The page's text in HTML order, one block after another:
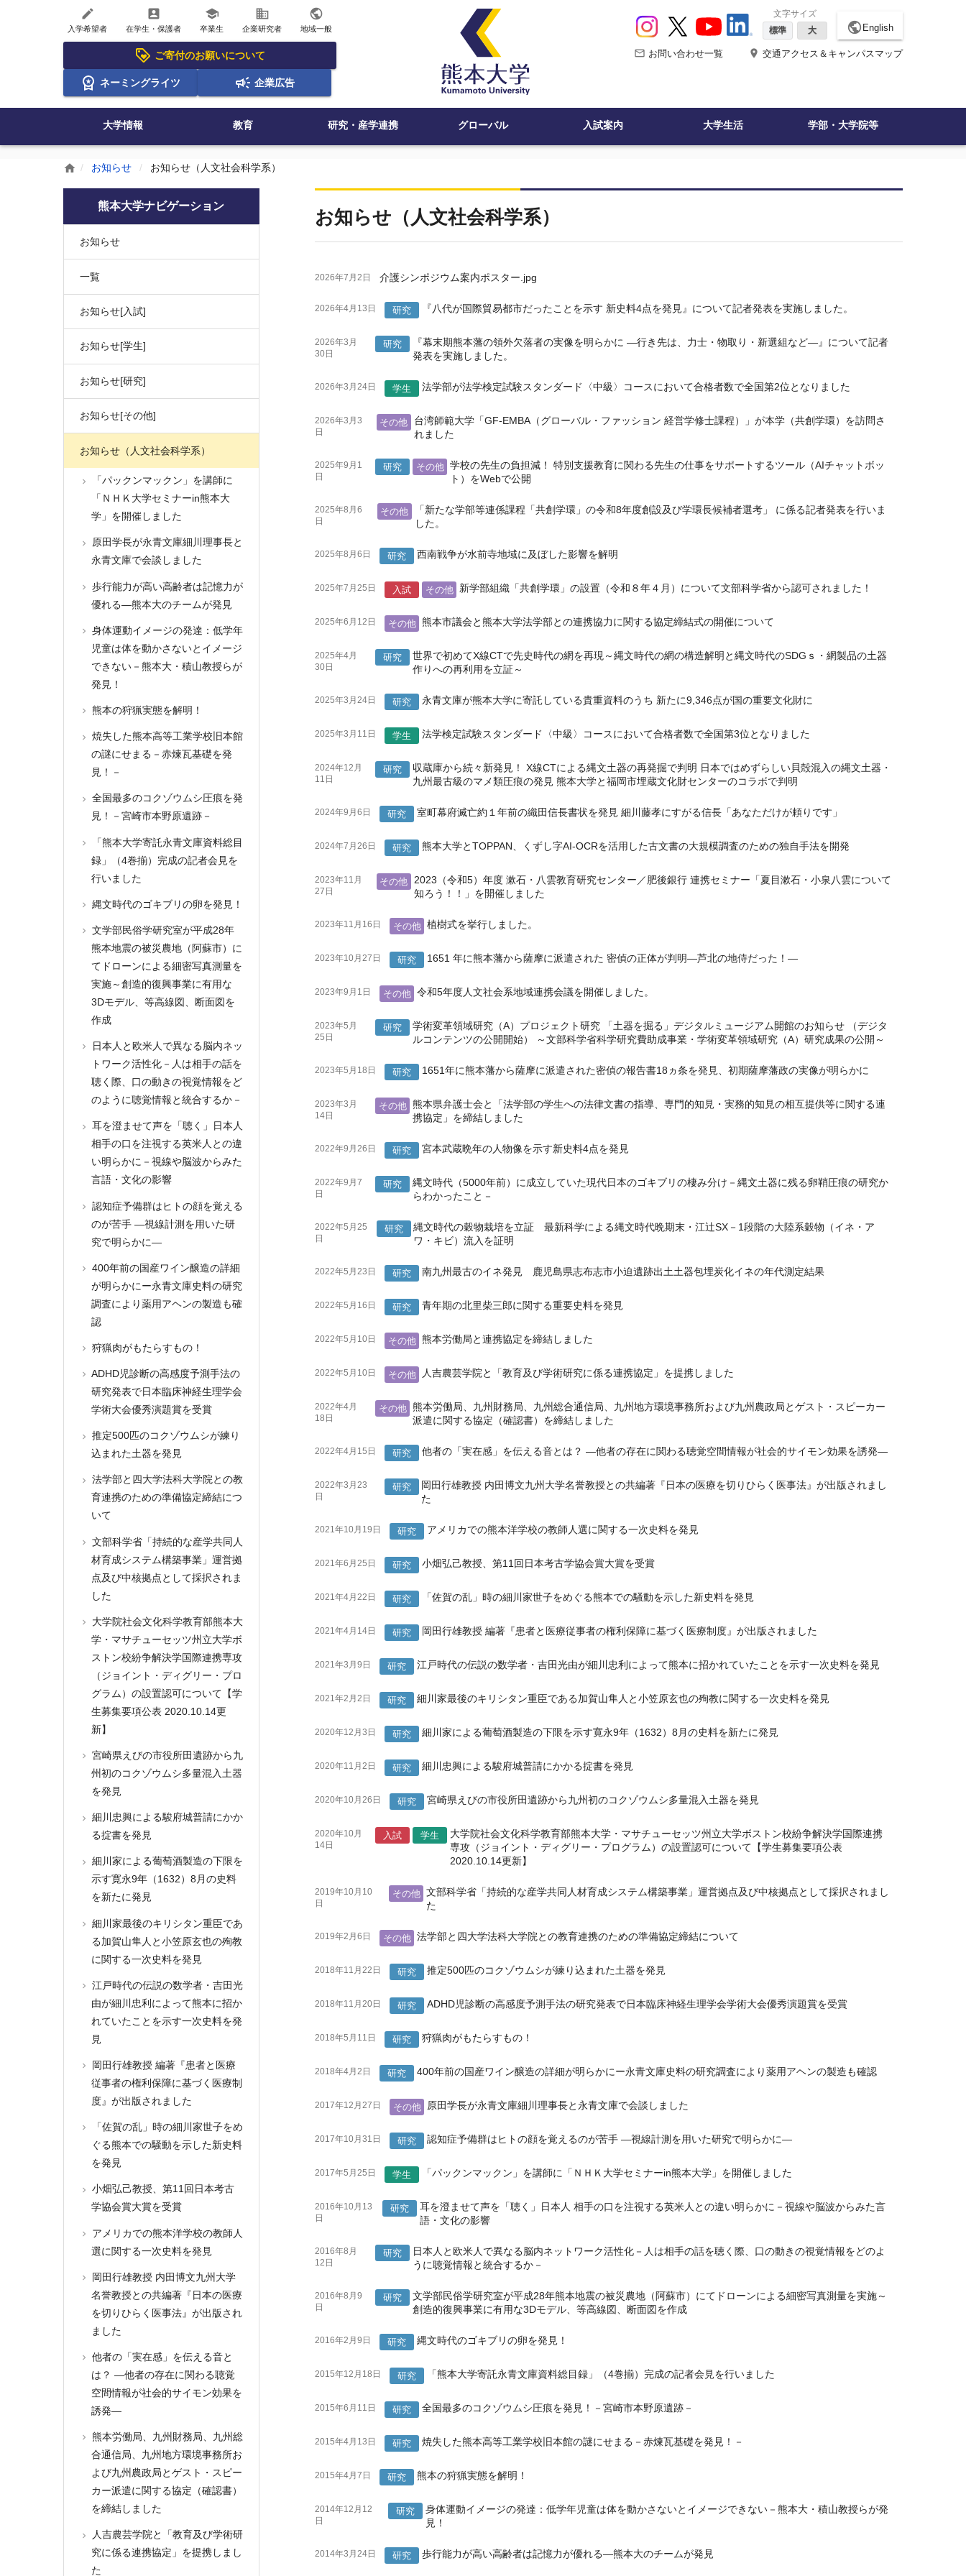
create
入学希望者
account_box
在学生・保護者
school
卒業生
business
企業研究者
public
地域一般
ご寄付のお願いについて
ネーミングライツ 企業広告
文字サイズ
標準
大 public English
mail_outline お問い合わせ一覧 place 交通アクセス＆キャンパスマップ
大学情報 教育 研究・産学連携 グローバル 入試案内 大学生活 学部・大学院等
home お知らせ お知らせ（人文社会科学系）
お知らせ（人文社会科学系）
2026年7月2日 介護シンポジウム案内ポスター.jpg
2026年4月13日 研究 『八代が国際貿易都市だったことを示す 新史料4点を発見』について記者発表を実施しました。
2026年3月
30日
研究
『幕末期熊本藩の領外欠落者の実像を明らかに ―行き先は、力士・物取り・新選組など―』について記者
発表を実施しました。
2026年3月24日 学生 法学部が法学検定試験スタンダード〈中級〉コースにおいて合格者数で全国第2位となりました
2026年3月3
日
その他
台湾師範大学「GF-EMBA（グローバル・ファッション 経営学修士課程）」が本学（共創学環）を訪問さ
れました
2025年9月1
日
研究 その他 学校の先生の負担減！ 特別支援教育に関わる先生の仕事をサポートするツール（AIチャットボッ
ト）をWebで公開
2025年8月6
日
その他
「新たな学部等連係課程「共創学環」の令和8年度創設及び学環長候補者選考」 に係る記者発表を行いま
した。
2025年8月6日 研究 西南戦争が水前寺地域に及ぼした影響を解明
2025年7月25日 入試 その他 新学部組織「共創学環」の設置（令和８年４月）について文部科学省から認可されました！
2025年6月12日 その他 熊本市議会と熊本大学法学部との連携協力に関する協定締結式の開催について
2025年4月
30日
研究
世界で初めてX線CTで先史時代の網を再現～縄文時代の網の構造解明と縄文時代のSDGｓ・網製品の土器
作りへの再利用を立証～
2025年3月24日 研究 永青文庫が熊本大学に寄託している貴重資料のうち 新たに9,346点が国の重要文化財に
2025年3月11日 学生 法学検定試験スタンダード〈中級〉コースにおいて合格者数で全国第3位となりました
2024年12月
11日
研究
収蔵庫から続々新発見！ X線CTによる縄文土器の再発掘で判明 日本ではめずらしい貝殻混入の縄文土器・
九州最古級のマメ類圧痕の発見 熊本大学と福岡市埋蔵文化財センターのコラボで判明
2024年9月6日 研究 室町幕府滅亡約１年前の織田信長書状を発見 細川藤孝にすがる信長「あなただけが頼りです」
2024年7月26日 研究 熊本大学とTOPPAN、くずし字AI-OCRを活用した古文書の大規模調査のための独自手法を開発
2023年11月
27日
その他
2023（令和5）年度 漱石・八雲教育研究センター／肥後銀行 連携セミナー「夏目漱石・小泉八雲について
知ろう！！」を開催しました
2023年11月16日 その他 植樹式を挙行しました。
2023年10月27日 研究 1651 年に熊本藩から薩摩に派遣された 密偵の正体が判明―芦北の地侍だった！―
2023年9月1日 その他 令和5年度人文社会系地域連携会議を開催しました。
2023年5月
25日
研究
学術変革領域研究（A）プロジェクト研究 「土器を掘る」デジタルミュージアム開館のお知らせ （デジタ
ルコンテンツの公開開始） ～文部科学省科学研究費助成事業・学術変革領域研究（A）研究成果の公開～
2023年5月18日 研究 1651年に熊本藩から薩摩に派遣された密偵の報告書18ヵ条を発見、初期薩摩藩政の実像が明らかに
2023年3月
14日
その他 熊本県弁護士会と「法学部の学生への法律文書の指導、専門的知見・実務的知見の相互提供等に関する連
携協定」を締結しました
2022年9月26日 研究 宮本武蔵晩年の人物像を示す新史料4点を発見
2022年9月7
日
研究
縄文時代（5000年前）に成立していた現代日本のゴキブリの棲み分け－縄文土器に残る卵鞘圧痕の研究か
らわかったこと－
2022年5月25
日
研究
縄文時代の穀物栽培を立証 最新科学による縄文時代晩期末・江辻SX－1段階の大陸系穀物（イネ・ア
ワ・キビ）流入を証明
2022年5月23日 研究 南九州最古のイネ発見 鹿児島県志布志市小迫遺跡出土土器包埋炭化イネの年代測定結果
2022年5月16日 研究 青年期の北里柴三郎に関する重要史料を発見
2022年5月10日 その他 熊本労働局と連携協定を締結しました
2022年5月10日 その他 人吉農芸学院と「教育及び学術研究に係る連携協定」を提携しました
2022年4月
18日
その他 熊本労働局、九州財務局、九州総合通信局、九州地方環境事務所および九州農政局とゲスト・スピーカー
派遣に関する協定（確認書）を締結しました
2022年4月15日 研究 他者の「実在感」を伝える音とは？ ―他者の存在に関わる聴覚空間情報が社会的サイモン効果を誘発―
2022年3月23
日
研究
岡田行雄教授 内田博文九州大学名誉教授との共編著『日本の医療を切りひらく医事法』が出版されまし
た
2021年10月19日 研究 アメリカでの熊本洋学校の教師人選に関する一次史料を発見
2021年6月25日 研究 小畑弘己教授、第11回日本考古学協会賞大賞を受賞
2021年4月22日 研究 「佐賀の乱」時の細川家世子をめぐる熊本での騒動を示した新史料を発見
2021年4月14日 研究 岡田行雄教授 編著『患者と医療従事者の権利保障に基づく医療制度』が出版されました
2021年3月9日 研究 江戸時代の伝説の数学者・吉田光由が細川忠利によって熊本に招かれていたことを示す一次史料を発見
2021年2月2日 研究 細川家最後のキリシタン重臣である加賀山隼人と小笠原玄也の殉教に関する一次史料を発見
2020年12月3日 研究 細川家による葡萄酒製造の下限を示す寛永9年（1632）8月の史料を新たに発見
2020年11月2日 研究 細川忠興による駿府城普請にかかる掟書を発見
2020年10月26日 研究 宮崎県えびの市役所田遺跡から九州初のコクゾウムシ多量混入土器を発見
2020年10月
14日
入試 学生
大学院社会文化科学教育部熊本大学・マサチューセッツ州立大学ボストン校紛争解決学国際連携
専攻（ジョイント・ディグリー・プログラム）の設置認可について【学生募集要項公表
2020.10.14更新】
2019年10月10
日
その他 文部科学省「持続的な産学共同人材育成システム構築事業」運営拠点及び中核拠点として採択されまし
た
2019年2月6日 その他 法学部と四大学法科大学院との教育連携のための準備協定締結について
2018年11月22日 研究 推定500匹のコクゾウムシが練り込まれた土器を発見
2018年11月20日 研究 ADHD児診断の高感度予測手法の研究発表で日本臨床神経生理学会学術大会優秀演題賞を受賞
2018年5月11日 研究 狩猟肉がもたらすもの！
2018年4月2日 研究 400年前の国産ワイン醸造の詳細が明らかにー永青文庫史料の研究調査により薬用アヘンの製造も確認
2017年12月27日 その他 原田学長が永青文庫細川理事長と永青文庫で会談しました
2017年10月31日 研究 認知症予備群はヒトの顔を覚えるのが苦手 ―視線計測を用いた研究で明らかに―
2017年5月25日 学生 「パックンマックン」を講師に「ＮＨＫ大学セミナーin熊本大学」を開催しました
2016年10月13
日
研究
耳を澄ませて声を「聴く」日本人 相手の口を注視する英米人との違い明らかに－視線や脳波からみた言
語・文化の影響
2016年8月
12日
研究
日本人と欧米人で異なる脳内ネットワーク活性化－人は相手の話を聴く際、口の動きの視覚情報をどのよ
うに聴覚情報と統合するか－
2016年8月9
日
研究
文学部民俗学研究室が平成28年熊本地震の被災農地（阿蘇市）にてドローンによる細密写真測量を実施～
創造的復興事業に有用な3Dモデル、等高線図、断面図を作成
2016年2月9日 研究 縄文時代のゴキブリの卵を発見！
2015年12月18日 研究 「熊本大学寄託永青文庫資料総目録」（4巻揃）完成の記者会見を行いました
2015年6月11日 研究 全国最多のコクゾウムシ圧痕を発見！－宮崎市本野原遺跡－
2015年4月13日 研究 焼失した熊本高等工業学校旧本館の謎にせまる－赤煉瓦基礎を発見！－
2015年4月7日 研究 熊本の狩猟実態を解明！
2014年12月12
日
研究
身体運動イメージの発達：低学年児童は体を動かさないとイメージできない－熊本大・積山教授らが発
見！
2014年3月24日 研究 歩行能力が高い高齢者は記憶力が優れる―熊本大のチームが発見
熊本大学ナビゲーション
お知らせ
一覧
お知らせ[入試]
お知らせ[学生]
お知らせ[研究]
お知らせ[その他]
お知らせ（人文社会科学系）
「パックンマックン」を講師に
「ＮＨＫ大学セミナーin熊本大
学」を開催しました
原田学長が永青文庫細川理事長と
永青文庫で会談しました
歩行能力が高い高齢者は記憶力が
優れる―熊本大のチームが発見
身体運動イメージの発達：低学年
児童は体を動かさないとイメージ
できない－熊本大・積山教授らが
発見！
熊本の狩猟実態を解明！
焼失した熊本高等工業学校旧本館
の謎にせまる－赤煉瓦基礎を発
見！－
全国最多のコクゾウムシ圧痕を発
見！－宮崎市本野原遺跡－
「熊本大学寄託永青文庫資料総目
録」（4巻揃）完成の記者会見を
行いました
縄文時代のゴキブリの卵を発見！
文学部民俗学研究室が平成28年
熊本地震の被災農地（阿蘇市）に
てドローンによる細密写真測量を
実施～創造的復興事業に有用な
3Dモデル、等高線図、断面図を
作成
日本人と欧米人で異なる脳内ネッ
トワーク活性化－人は相手の話を
聴く際、口の動きの視覚情報をど
のように聴覚情報と統合するか－
耳を澄ませて声を「聴く」日本人
相手の口を注視する英米人との違
い明らかに－視線や脳波からみた
言語・文化の影響
認知症予備群はヒトの顔を覚える
のが苦手 ―視線計測を用いた研
究で明らかに―
400年前の国産ワイン醸造の詳細
が明らかにー永青文庫史料の研究
調査により薬用アヘンの製造も確
認
狩猟肉がもたらすもの！
ADHD児診断の高感度予測手法の
研究発表で日本臨床神経生理学会
学術大会優秀演題賞を受賞
推定500匹のコクゾウムシが練り
込まれた土器を発見
法学部と四大学法科大学院との教
育連携のための準備協定締結につ
いて
文部科学省「持続的な産学共同人
材育成システム構築事業」運営拠
点及び中核拠点として採択されま
した
大学院社会文化科学教育部熊本大
学・マサチューセッツ州立大学ボ
ストン校紛争解決学国際連携専攻
（ジョイント・ディグリー・プロ
グラム）の設置認可について【学
生募集要項公表 2020.10.14更
新】
宮崎県えびの市役所田遺跡から九
州初のコクゾウムシ多量混入土器
を発見
細川忠興による駿府城普請にかか
る掟書を発見
細川家による葡萄酒製造の下限を
示す寛永9年（1632）8月の史料
を新たに発見
細川家最後のキリシタン重臣であ
る加賀山隼人と小笠原玄也の殉教
に関する一次史料を発見
江戸時代の伝説の数学者・吉田光
由が細川忠利によって熊本に招か
れていたことを示す一次史料を発
見
岡田行雄教授 編著『患者と医療
従事者の権利保障に基づく医療制
度』が出版されました
「佐賀の乱」時の細川家世子をめ
ぐる熊本での騒動を示した新史料
を発見
小畑弘己教授、第11回日本考古
学協会賞大賞を受賞
アメリカでの熊本洋学校の教師人
選に関する一次史料を発見
岡田行雄教授 内田博文九州大学
名誉教授との共編著『日本の医療
を切りひらく医事法』が出版され
ました
他者の「実在感」を伝える音と
は？ ―他者の存在に関わる聴覚
空間情報が社会的サイモン効果を
誘発―
熊本労働局、九州財務局、九州総
合通信局、九州地方環境事務所お
よび九州農政局とゲスト・スピー
カー派遣に関する協定（確認書）
を締結しました
人吉農芸学院と「教育及び学術研
究に係る連携協定」を提携しまし
た